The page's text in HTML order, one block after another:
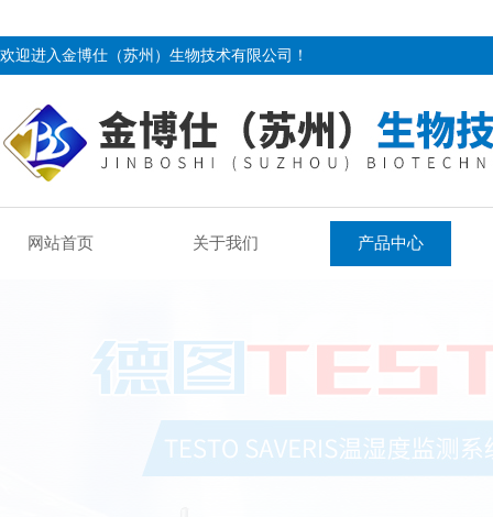
欢迎进入金博仕（苏州）生物技术有限公司！
网站首页 关于我们 产品中心